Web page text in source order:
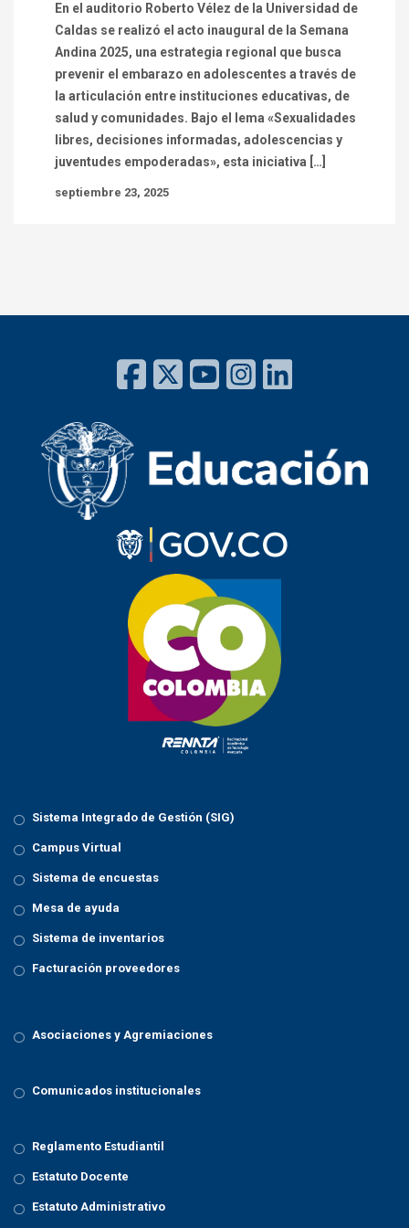
En el auditorio Roberto Vélez de la Universidad de
Caldas se realizó el acto inaugural de la Semana
Andina 2025, una estrategia regional que busca
prevenir el embarazo en adolescentes a través de
la articulación entre instituciones educativas, de
salud y comunidades. Bajo el lema «Sexualidades
libres, decisiones informadas, adolescencias y
juventudes empoderadas», esta iniciativa […]
septiembre 23, 2025
Sistema Integrado de Gestión (SIG)
Campus Virtual
Sistema de encuestas
Mesa de ayuda
Sistema de inventarios
Facturación proveedores
Asociaciones y Agremiaciones
Comunicados institucionales
Reglamento Estudiantil
Estatuto Docente
Estatuto Administrativo